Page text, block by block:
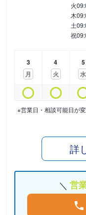
火
木
土
祝
3
月
4
火
5
水
※営業日・相談可能日が
詳
営